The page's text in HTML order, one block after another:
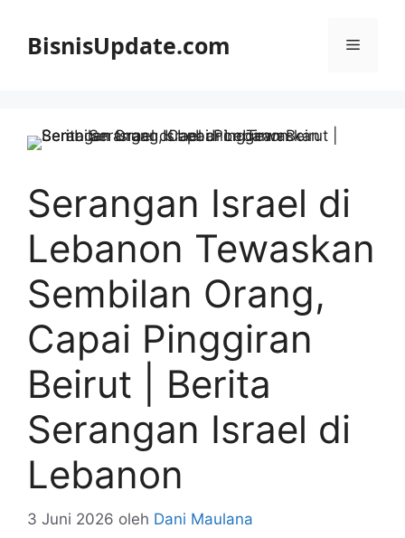
BisnisUpdate.com Menu
Serangan Israel di
Lebanon Tewaskan
Sembilan Orang,
Capai Pinggiran
Beirut | Berita
Serangan Israel di
Lebanon
3 Juni 2026 oleh Dani Maulana